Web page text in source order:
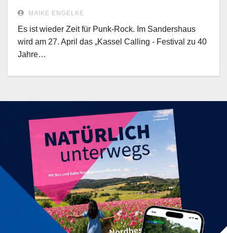
MAIKE ENGELKE
Es ist wieder Zeit für Punk-Rock. Im Sandershaus
wird am 27. April das „Kassel Calling - Festival zu 40
Jahre…